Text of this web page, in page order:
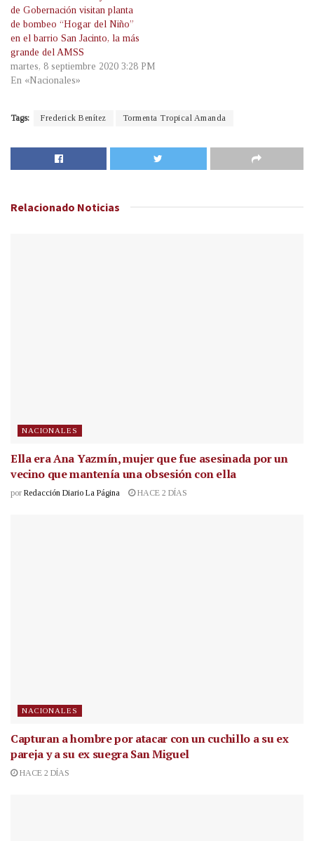
de Gobernación visitan planta
de bombeo “Hogar del Niño”
en el barrio San Jacinto, la más
grande del AMSS
martes, 8 septiembre 2020 3:28 PM
En «Nacionales»
Tags: Frederick Benítez Tormenta Tropical Amanda
Relacionado Noticias
NACIONALES
Ella era Ana Yazmín, mujer que fue asesinada por un
vecino que mantenía una obsesión con ella
por Redacción Diario La Página HACE 2 DÍAS
NACIONALES
Capturan a hombre por atacar con un cuchillo a su ex
pareja y a su ex suegra San Miguel
HACE 2 DÍAS